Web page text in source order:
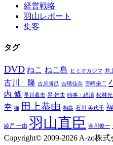
経営戦略
羽山レポート
集客
タグ
DVD ねこ ねこ島 ヒミオカジマ 井
古川 隆 吉原勝己 吉積佳奈 宮崎栄二
内 修 早川眞市 昇 幹夫 時事・経済 松林光
幸 猫 田上恭由 相島 石川 美代子
綾戸 一由 羽山直臣 金川俊一
Copyright© 2009-2026 A-zo株式